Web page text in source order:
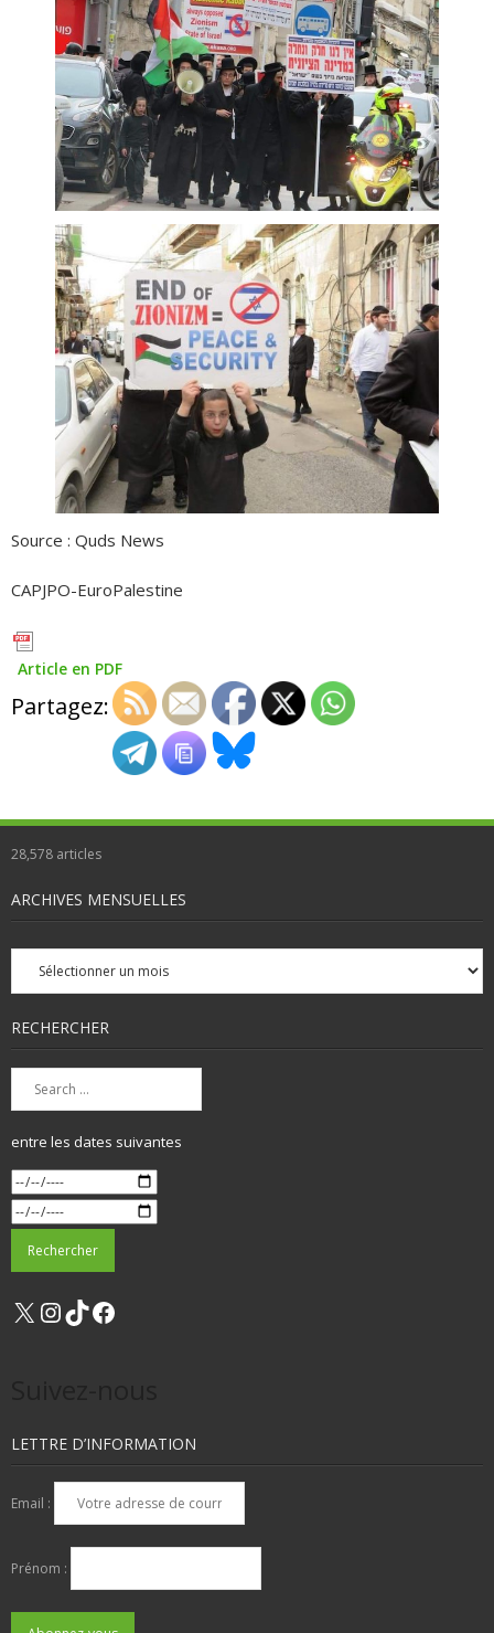
Source : Quds News
CAPJPO-EuroPalestine
Article en PDF
Partagez:
28,578 articles
ARCHIVES MENSUELLES
Archives
mensuelles
RECHERCHER
entre les dates suivantes
X Instagram
TikTok
LETTRE D’INFORMATION
Email :
Prénom :